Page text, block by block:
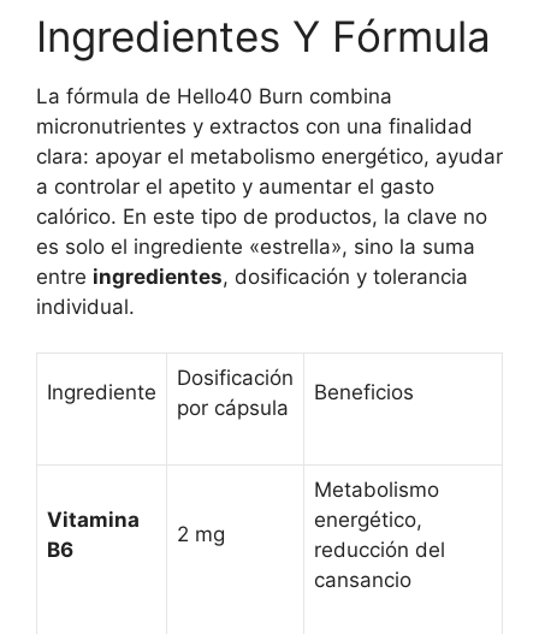
Ingredientes Y Fórmula
La fórmula de Hello40 Burn combina
micronutrientes y extractos con una finalidad
clara: apoyar el metabolismo energético, ayudar
a controlar el apetito y aumentar el gasto
calórico. En este tipo de productos, la clave no
es solo el ingrediente «estrella», sino la suma
entre ingredientes, dosificación y tolerancia
individual.
Ingrediente
Dosificación
por cápsula
Beneficios
Vitamina
B6
2 mg
Metabolismo
energético,
reducción del
cansancio